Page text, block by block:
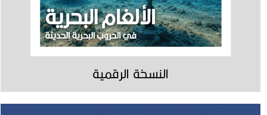
النسخة الرقمية